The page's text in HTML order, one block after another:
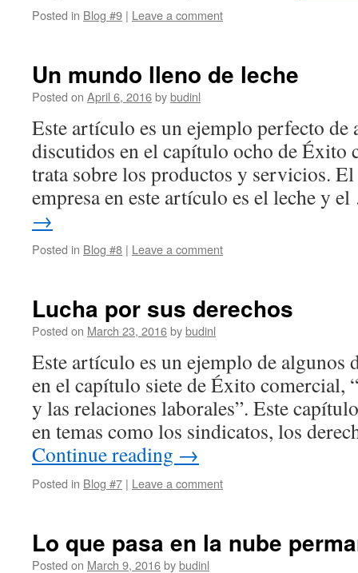
Posted in Blog #9 | Leave a comment
Un mundo lleno de leche
Posted on April 6, 2016bybudinl
Este artículo es un ejemplo perfecto de
discutidos en el capítulo ocho de Éxito
trata sobre los productos y servicios.
empresa en este artículo es el leche y
→
Posted in Blog #8 | Leave a comment
Lucha por sus derechos
Posted on March 23, 2016bybudinl
Este artículo es un ejemplo de algunos
en el capítulo siete de Éxito comercial,
y las relaciones laborales”. Este
en temas como los sindicatos, los
Continue reading →
Posted in Blog #7 | Leave a comment
Lo que pasa en la nube
Posted on March 9, 2016bybudinl